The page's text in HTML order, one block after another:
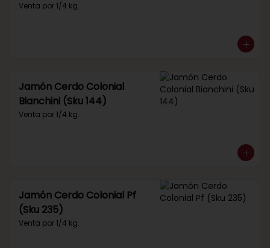
Venta por 1/4 kg.
Jamón Cerdo Colonial
Bianchini (Sku 144)
Venta por 1/4 kg.
Jamón Cerdo Colonial Pf
(Sku 235)
Venta por 1/4 kg.